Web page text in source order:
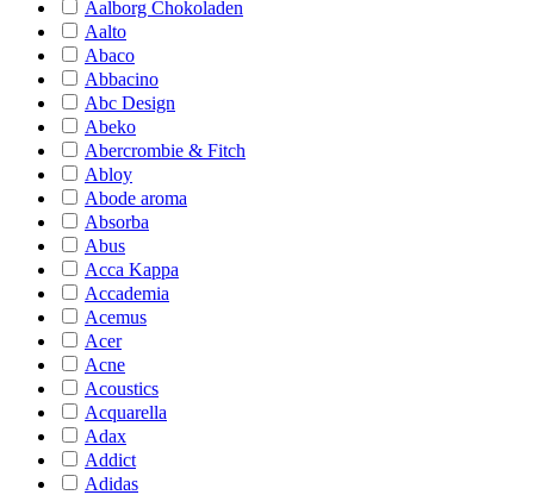
Aalborg Chokoladen
Aalto
Abaco
Abbacino
Abc Design
Abeko
Abercrombie & Fitch
Abloy
Abode aroma
Absorba
Abus
Acca Kappa
Accademia
Acemus
Acer
Acne
Acoustics
Acquarella
Adax
Addict
Adidas